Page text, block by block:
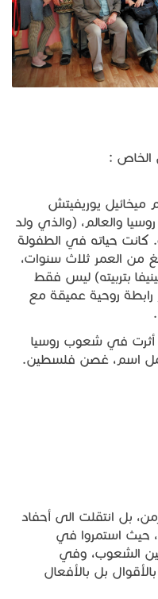
الخاص :
ميخائيل يوريفيتش
والعالم، (والذي ولد
في موسكو. كانت حياته في الطفولة
من العمر ثلاث سنوات،
بتربيته) ليس فقط
روحية عميقة مع
أثرت في شعوب روسيا
والتي تحمل اسم، غصن فلسطين.
بل انتقلت الى أحفاد
حيث استمروا في
الشعوب، وفي
بل بالأفعال